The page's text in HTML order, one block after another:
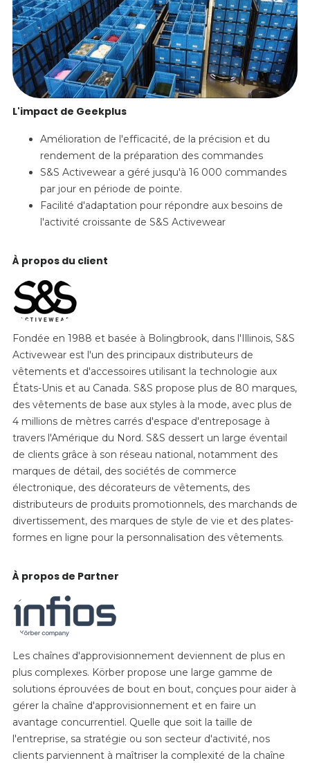
L'impact de Geekplus
Amélioration de l'efficacité, de la précision et du
rendement de la préparation des commandes
S&S Activewear a géré jusqu'à 16 000 commandes
par jour en période de pointe.
Facilité d'adaptation pour répondre aux besoins de
l'activité croissante de S&S Activewear
À propos du client
Fondée en 1988 et basée à Bolingbrook, dans l'Illinois, S&S
Activewear est l'un des principaux distributeurs de
vêtements et d'accessoires utilisant la technologie aux
États-Unis et au Canada. S&S propose plus de 80 marques,
des vêtements de base aux styles à la mode, avec plus de
4 millions de mètres carrés d'espace d'entreposage à
travers l'Amérique du Nord. S&S dessert un large éventail
de clients grâce à son réseau national, notamment des
marques de détail, des sociétés de commerce
électronique, des décorateurs de vêtements, des
distributeurs de produits promotionnels, des marchands de
divertissement, des marques de style de vie et des plates-
formes en ligne pour la personnalisation des vêtements.
À propos de Partner
Les chaînes d'approvisionnement deviennent de plus en
plus complexes. Körber propose une large gamme de
solutions éprouvées de bout en bout, conçues pour aider à
gérer la chaîne d'approvisionnement et en faire un
avantage concurrentiel. Quelle que soit la taille de
l'entreprise, sa stratégie ou son secteur d'activité, nos
clients parviennent à maîtriser la complexité de la chaîne